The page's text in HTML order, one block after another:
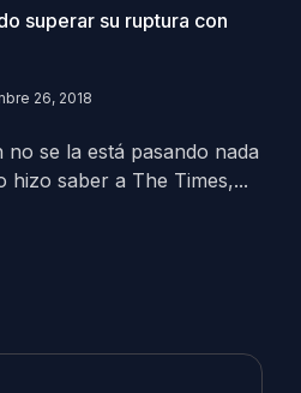
superar su ruptura con
26, 2018
se la está pasando nada
hizo saber a The Times,...